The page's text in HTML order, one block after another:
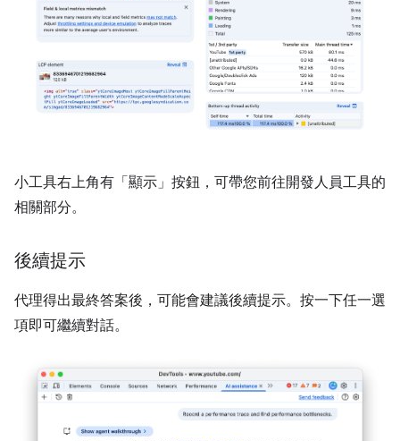
小工具右上角有「顯示」 按鈕，可帶您前往開發人員工具的
相關部分。
後續提示
代理得出最終答案後，可能會建議後續提示。按一下任一選
項即可繼續對話。